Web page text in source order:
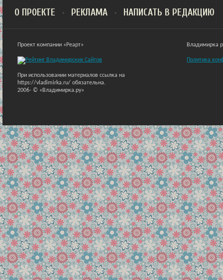
О ПРОЕКТЕ РЕКЛАМА НАПИСАТЬ В РЕДАКЦИЮ
Проект компании «Реарт»
При использовании материалов ссылка на
https://vladimirka.ru/ обязательна.
2006- © «Владимирка.ру»
Владимирка
Политика